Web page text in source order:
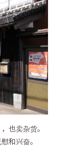
也卖杂货。
和兴奋。